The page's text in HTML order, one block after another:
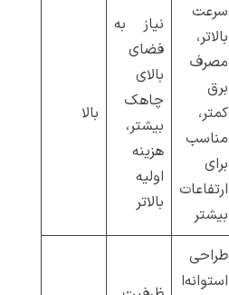
سرعت
بالاتر،
مصرف
برق
کمتر،
مناسب
برای
ارتفاعات
بیشتر
نیاز به
فضای
بالای
چاهک
بیشتر،
هزینه
اولیه
بالاتر
بالا
طراحی
استوانه‌ا